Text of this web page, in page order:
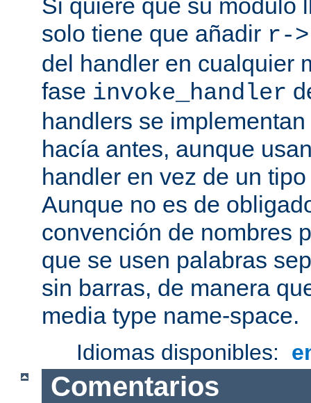
Si quiere que su módulo
solo tiene que añadir r-
del handler en cualquier
fase invoke_handler
handlers se
hacía antes, aunque
handler en vez de un
Aunque no es de
convención de nombres
que se usen palabras
sin barras, de manera
media type name-space.
Idiomas disponibles:
Comentarios